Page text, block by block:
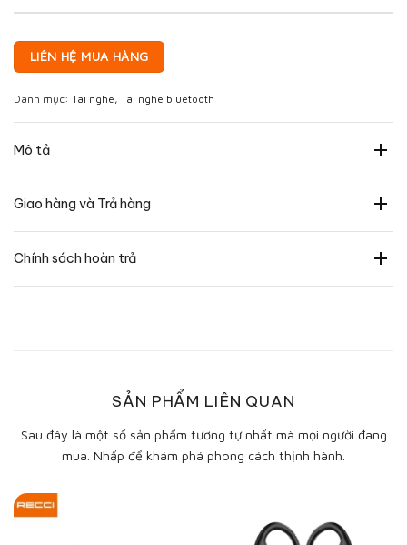
LIÊN HỆ MUA HÀNG
Danh mục: Tai nghe, Tai nghe bluetooth
Mô tả
Giao hàng và Trả hàng
Chính sách hoàn trả
SẢN PHẨM LIÊN QUAN
Sau đây là một số sản phẩm tương tự nhất mà mọi người đang
mua. Nhấp để khám phá phong cách thịnh hành.